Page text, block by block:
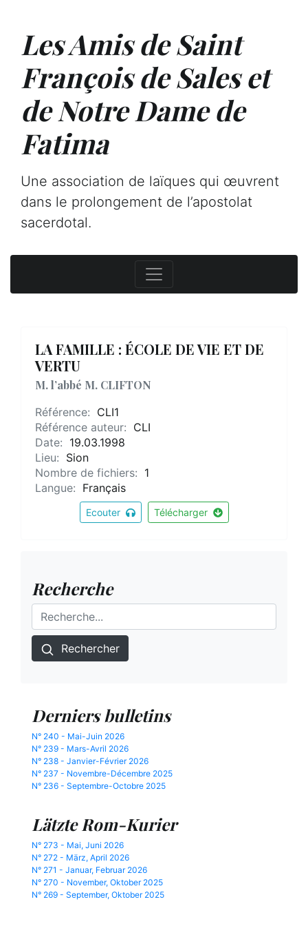
Les Amis de Saint
François de Sales et
de Notre Dame de
Fatima
Une association de laïques qui œuvrent
dans le prolongement de l’apostolat
sacerdotal.
LA FAMILLE : ÉCOLE DE VIE ET DE
VERTU
M. l’abbé M. CLIFTON
Référence: CLI1
Référence auteur: CLI
Date: 19.03.1998
Lieu: Sion
Nombre de fichiers: 1
Langue: Français
Ecouter Télécharger
Recherche
Rechercher
Derniers bulletins
N° 240 - Mai-Juin 2026
N° 239 - Mars-Avril 2026
N° 238 - Janvier-Février 2026
N° 237 - Novembre-Décembre 2025
N° 236 - Septembre-Octobre 2025
Lätzte Rom-Kurier
N° 273 - Mai, Juni 2026
N° 272 - März, April 2026
N° 271 - Januar, Februar 2026
N° 270 - November, Oktober 2025
N° 269 - September, Oktober 2025